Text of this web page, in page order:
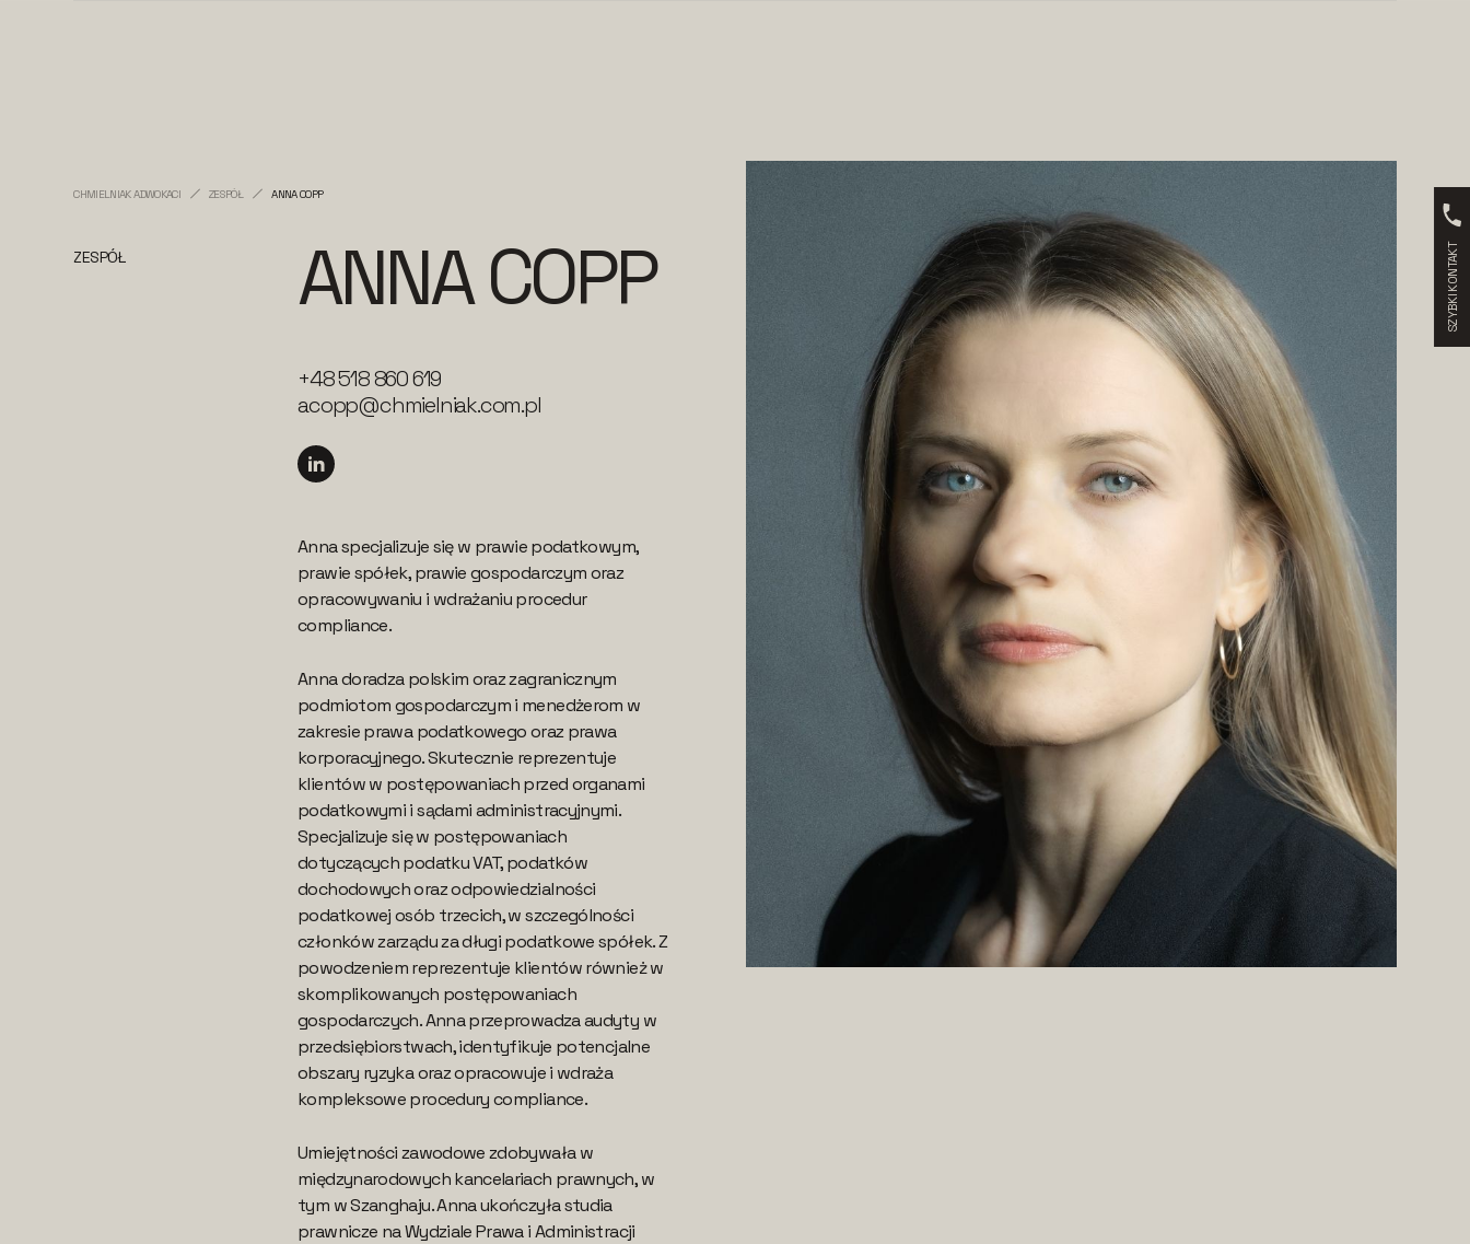
CHMIELNIAK ADWOKACI ZESPÓŁ ANNA COPP
ZESPÓŁ ANNA COPP
+48 518 860 619
acopp@chmielniak.com.pl
Anna specjalizuje się w prawie podatkowym,
prawie spółek, prawie gospodarczym oraz
opracowywaniu i wdrażaniu procedur
compliance.
Anna doradza polskim oraz zagranicznym
podmiotom gospodarczym i menedżerom w
zakresie prawa podatkowego oraz prawa
korporacyjnego. Skutecznie reprezentuje
klientów w postępowaniach przed organami
podatkowymi i sądami administracyjnymi.
Specjalizuje się w postępowaniach
dotyczących podatku VAT, podatków
dochodowych oraz odpowiedzialności
podatkowej osób trzecich, w szczególności
członków zarządu za długi podatkowe spółek. Z
powodzeniem reprezentuje klientów również w
skomplikowanych postępowaniach
gospodarczych. Anna przeprowadza audyty w
przedsiębiorstwach, identyfikuje potencjalne
obszary ryzyka oraz opracowuje i wdraża
kompleksowe procedury compliance.
Umiejętności zawodowe zdobywała w
międzynarodowych kancelariach prawnych, w
tym w Szanghaju. Anna ukończyła studia
prawnicze na Wydziale Prawa i Administracji
SZYBKI KONTAKT